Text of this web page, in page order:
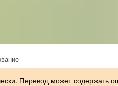
Перевод может